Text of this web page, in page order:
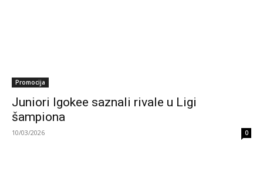
Promocija
Juniori Igokee saznali rivale u Ligi
šampiona
10/03/2026 0